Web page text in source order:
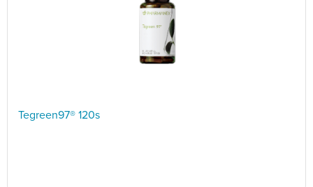
Tegreen97® 120s